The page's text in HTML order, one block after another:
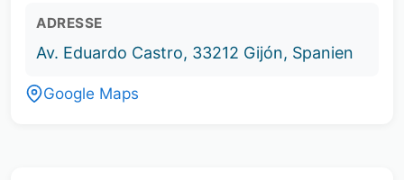
ADRESSE
Av. Eduardo Castro, 33212 Gijón, Spanien
Google Maps